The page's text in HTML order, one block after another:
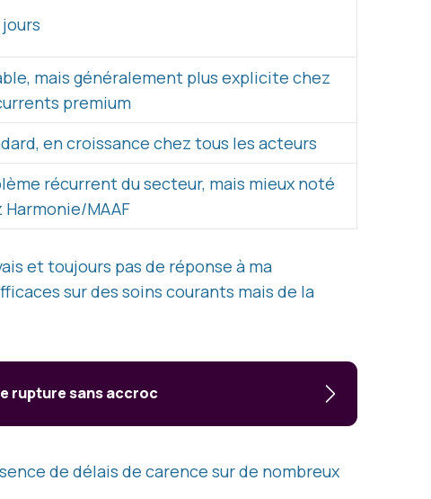
jours
mais généralement plus explicite chez
premium
en croissance chez tous les acteurs
récurrent du secteur, mais mieux noté
Harmonie/MAAF
et toujours pas de réponse à ma
sur des soins courants mais de la
rupture sans accroc
de délais de carence sur de nombreux